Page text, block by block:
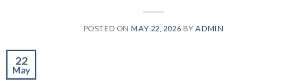
POSTED ON MAY 22, 2026 BY ADMIN
22
May